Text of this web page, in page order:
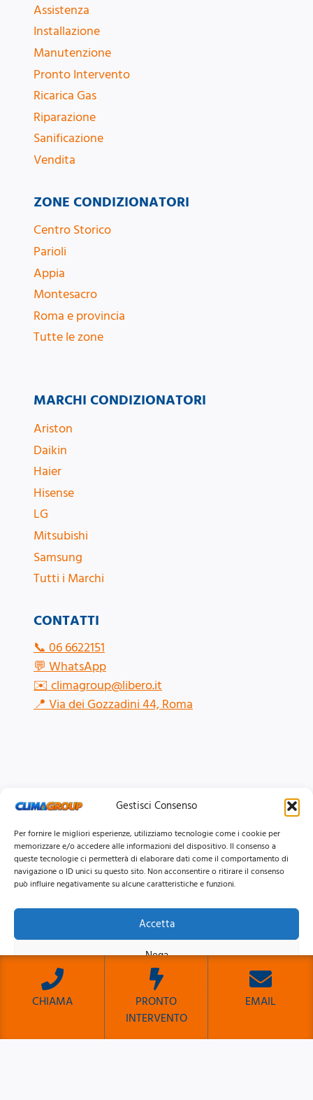
Gestisci Consenso
Per fornire le migliori esperienze, utilizziamo tecnologie come i cookie per
memorizzare e/o accedere alle informazioni del dispositivo. Il consenso a
queste tecnologie ci permetterà di elaborare dati come il comportamento di
navigazione o ID unici su questo sito. Non acconsentire o ritirare il consenso
può influire negativamente su alcune caratteristiche e funzioni.
Accetta
Nega
Visualizza le preferenze
Cookie PolicyPrivacy Policy
ZONE CONDIZIONATORI
Centro Storico
Parioli
Appia
Montesacro
Roma e provincia
Tutte le zone
Assistenza
Installazione
Manutenzione
Pronto Intervento
Ricarica Gas
Riparazione
Sanificazione
Vendita
CONTATTI
📞06 6622151
💬WhatsApp
✉️climagroup@libero.it
📍Via dei Gozzadini 44, Roma
MARCHI CONDIZIONATORI
Ariston
Daikin
Haier
Hisense
LG
Mitsubishi
Samsung
Tutti i Marchi
© 2026 Clima Group Impianti Srls P.IVA: 17771951005
Privacy
CookiePolicy | Mappa del Sito
CHIAMA
PRONTO
INTERVENTO
EMAIL